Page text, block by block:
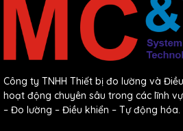
Công ty TNHH Thiết bị đo lường và
hoạt động chuyên sâu trong các lĩnh
– Đo lường – Điều khiển – Tự động hóa.